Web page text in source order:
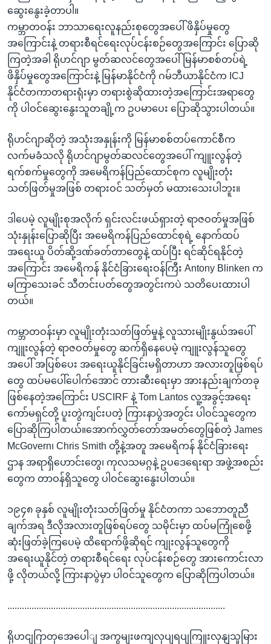
ဆွေးနွေးခဲ့တာပါ။
ကမ္ဘာတဝန်း ဘာသာရေးလူနည်းစုတွေအပေါ် ဖိနှိပ်မှုတွေ
အကြောင်းနဲ့ တရားစီရင်ရေးလုပ်ငန်းစဉ်တွေအကြောင်း ပြောဆို
ကြတဲ့အခါ ရိုဟင်ဂျာ မွတ်ဆလင်တွေအပေါ် မြန်မာစစ်တပ်ရဲ့
ဖိနှိပ်မှုတွေအကြောင်းနဲ့ မြန်မာနိုင်ငံကို ဂမ်ဘီယာနိုင်ငံက ICJ
နိုင်ငံတကာတရားရုံးမှာ တရားစွဲဆိုထားတဲ့အကြောင်းအရာတွေ
ကို ပါဝင်ဆွေးနွေးသူတချို့က ဥပမာပေး ပြောဆိုသွားပါတယ်။
ရိုဟင်ဂျာဆိုတဲ့ အသုံးအနှုန်းကို မြန်မာစစ်တပ်ကောင်စီက
လက်မခံသလို ရိုဟင်ဂျာမွတ်ဆလင်တွေအပေါ် ကျူးလွန်တဲ့
ရက်စက်မှုတွေကို အမေရိကန်ပြည်ထောင်စုက လူမျိုးတုံး
သတ်ဖြတ်မှုအဖြစ် တရားဝင် သတ်မှတ် မထားသေးပါဘူး။
ဒါပေမဲ့ လူမျိုးစုအလိုက် ရှင်းလင်းဖယ်ရှားတဲ့ ရာဇဝတ်မှုအဖြစ်
သုံးနှုန်းပြောဆိုပြီး အမေရိကန်ပြည်ထောင်စုရဲ့ နောက်ထပ်
အရေးယူ ပိတ်ဆို့ဒဏ်ခတ်တာတွေနဲ့ ထပ်ပြီး ရင်ဆိုင်ရနိုင်တဲ့
အကြောင်း အမေရိကန် နိုင်ငံခြားရေးဝန်ကြီး Antony Blinken က
မကြာသေးခင် သီတင်းပတ်တွေအတွင်းကပဲ သတိပေးထားပါ
တယ်။
ကမ္ဘာတဝန်းမှာ လူမျိုးတုံးသတ်ဖြတ်မှုနဲ့ လူသားမျိုးနွယ်အပေါ်
ကျူးလွန်တဲ့ ရာဇဝတ်မှုတွေ ဆက်ရှိနေပေမဲ့ ကျူးလွန်သူတွေ
အပေါ် အပြစ်ပေး အရေးယူနိုင်ခြင်းမရှိတာဟာ အလားတူဖြစ်ရပ်
တွေ ထပ်မပေါ်ပေါက်အောင် တားဆီးရေးမှာ အားနည်းချက်တခု
ဖြစ်နေတဲ့အကြောင်း USCIRF နဲ့ Tom Lantos လူ့အခွင့်အရေး
ကော်မရှင်တို့ ပူးတွဲကျင်းပတဲ့ ကြားနာပွဲအတွင်း ပါဝင်သူတွေက
ပြောဆိုကြပါတယ်။အောက်လွှတ်တော်အမတ်တွေဖြစ်တဲ့ James
McGovern၊ Chris Smith တို့နဲ့အတူ အမေရိကန် နိုင်ငံခြားရေး
ဌာန အရာရှိဟောင်းတွေ၊ ကုလသမဂ္ဂနဲ့ ဥပဒေရေးရာ အဖွဲ့အစည်း
တွေက တာဝန်ရှိသူတွေ ပါဝင်ဆွေးနွေးပါတယ်။
၁၉၄၈ ခုနှစ် လူမျိုးတုံးသတ်ဖြတ်မှု နိုင်ငံတကာ သဘောတူညီ
ချက်အရ ဒီလိုအလားတူဖြစ်ရပ်တွေ သမိုင်းမှာ ထပ်မကြုံစေဖို့
ဆုံးဖြတ်ခဲ့ကြပေမဲ့ ထိရောက်ဖို့ဆိုရင် ကျုးလွန်သူတွေကို
အရေးယူနိုင်တဲ့ တရားစီရင်ရေး လုပ်ငန်းစဉ်တွေ အားကောင်းလာ
ဖို့ လိုတယ်လို့ ကြားနာပွဲမှာ ပါဝင်သူတွေက ပြောဆိုကြပါတယ်။
..........................................................................................
ရိုဟငျဂြာတှအေပေါျ အကွမျးဖကျလုပျရပျကြူးလှနျသူမြား